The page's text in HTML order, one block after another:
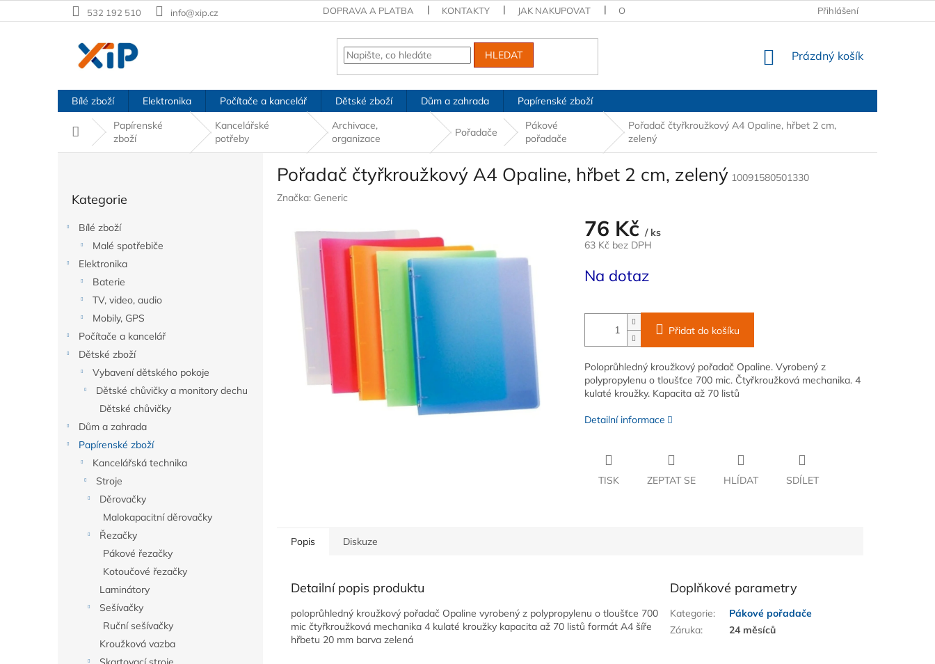
na
532 192 510 info@xip.cz DOPRAVA A PLATBA KONTAKTY JAK NAKUPOVAT OBCHODNÍ PODMÍNKY PODMÍNKY OCHRANY OSOBNÍCH ÚDAJŮ
Přihlášení
HLEDAT
NÁKUPNÍ
Prázdný košík
Bílé zboží Elektronika Počítače a kancelář Dětské zboží Dům a zahrada Papírenské zboží
Domů
Papírenské
zboží
Kancelářské
potřeby
Archivace,
organizace
Pořadače
Pákové
pořadače
Pořadač čtyřkroužkový A4 Opaline, hřbet 2 cm,
zelený
kategorie
Kategorie
Bílé zboží
Malé spotřebiče
Elektronika
Baterie
TV, video, audio
Mobily, GPS
Počítače a kancelář
Dětské zboží
Vybavení dětského pokoje
Dětské chůvičky a monitory dechu
Dětské chůvičky
Dům a zahrada
Papírenské zboží
Kancelářská technika
Stroje
Děrovačky
Malokapacitní děrovačky
Řezačky
Pákové řezačky
Kotoučové řezačky
Laminátory
Sešívačky
Ruční sešívačky
Kroužková vazba
Pořadač čtyřkroužkový A4 Opaline, hřbet 2 cm, zelený 10091580501330
Značka: Generic
76 Kč / ks
63 Kč bez DPH
cena:
Na dotaz
Přidat do košíku
Poloprůhledný kroužkový pořadač Opaline. Vyrobený z
polypropylenu o tloušťce 700 mic. Čtyřkroužková mechanika. 4
kulaté kroužky. Kapacita až 70 listů
Detailní informace
TISK ZEPTAT SE HLÍDAT SDÍLET
Popis Diskuze
Detailní popis produktu
poloprůhledný kroužkový pořadač Opaline vyrobený z polypropylenu o tloušťce 700
mic čtyřkroužková mechanika 4 kulaté kroužky kapacita až 70 listů formát A4 šíře
hřbetu 20 mm barva zelená
Doplňkové parametry
Kategorie:
Pákové pořadače
Záruka: 24 měsíců